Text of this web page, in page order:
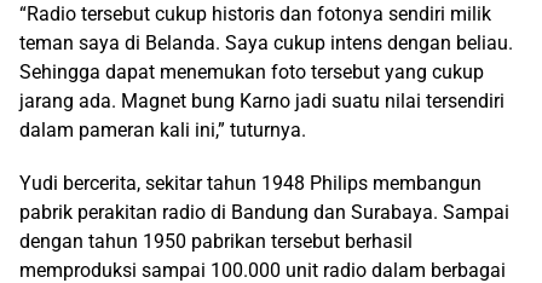
“Radio tersebut cukup historis dan fotonya sendiri milik
teman saya di Belanda. Saya cukup intens dengan beliau.
Sehingga dapat menemukan foto tersebut yang cukup
jarang ada. Magnet bung Karno jadi suatu nilai tersendiri
dalam pameran kali ini,” tuturnya.
Yudi bercerita, sekitar tahun 1948 Philips membangun
pabrik perakitan radio di Bandung dan Surabaya. Sampai
dengan tahun 1950 pabrikan tersebut berhasil
memproduksi sampai 100.000 unit radio dalam berbagai